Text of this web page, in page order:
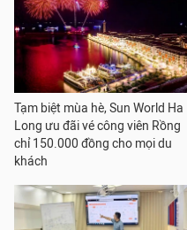
Tạm biệt mùa hè, Sun World Ha
Long ưu đãi vé công viên Rồng
chỉ 150.000 đồng cho mọi du
khách